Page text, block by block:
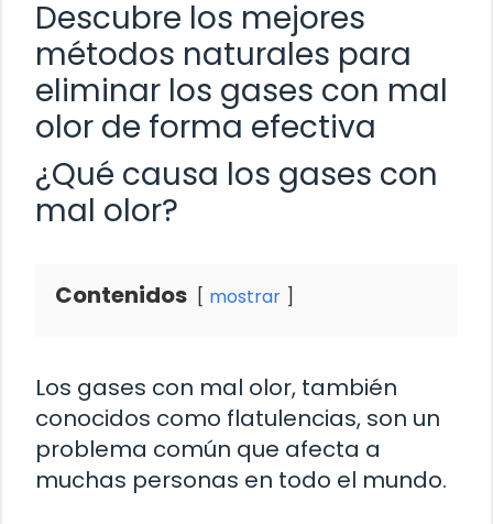
Descubre los mejores
métodos naturales para
eliminar los gases con mal
olor de forma efectiva
¿Qué causa los gases con
mal olor?
Contenidos mostrar
Los gases con mal olor, también
conocidos como flatulencias, son un
problema común que afecta a
muchas personas en todo el mundo.